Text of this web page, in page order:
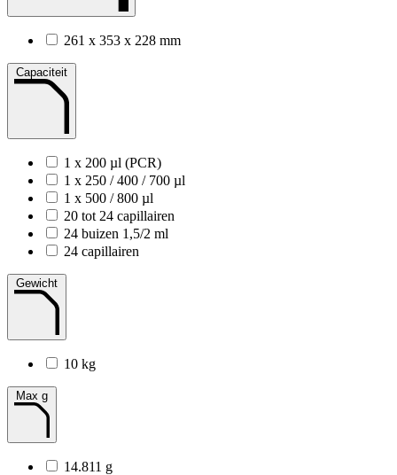
261 x 353 x 228 mm
Capaciteit
1 x 200 µl (PCR)
1 x 250 / 400 / 700 µl
1 x 500 / 800 µl
20 tot 24 capillairen
24 buizen 1,5/2 ml
24 capillairen
Gewicht
10 kg
Max g
14.811 g